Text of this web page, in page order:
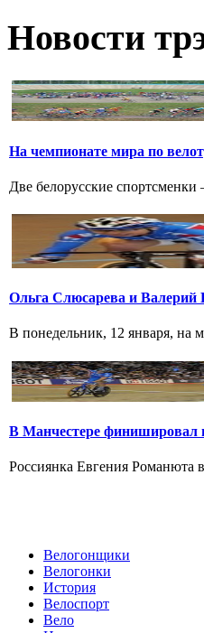
Новости
На чемпионате мира по
Две белорусские
Ольга Слюсарева и Валерий
В понедельник, 12 января, на
В Манчестере финишировал
Россиянка Евгения Романюта
Велогонщики
Велогонки
История
Велоспорт
Вело